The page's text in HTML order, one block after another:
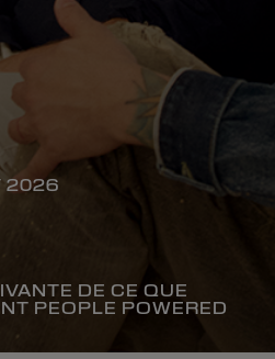
2026
DE CE QUE
PEOPLE POWERED